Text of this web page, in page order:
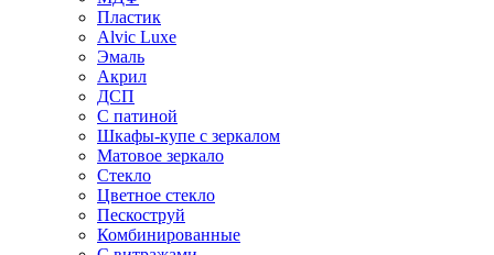
Пластик
Alvic Luxe
Эмаль
Акрил
ДСП
С патиной
Шкафы-купе с зеркалом
Матовое зеркало
Стекло
Цветное стекло
Пескоструй
Комбинированные